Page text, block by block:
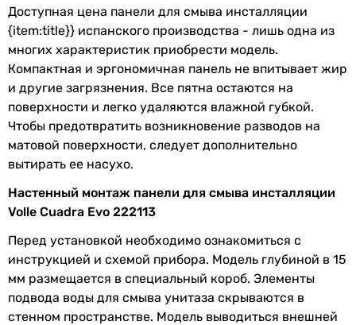
Доступная цена панели для смыва инсталляции
{item:title}} испанского производства - лишь одна из
многих характеристик приобрести модель.
Компактная и эргономичная панель не впитывает жир
и другие загрязнения. Все пятна остаются на
поверхности и легко удаляются влажной губкой.
Чтобы предотвратить возникновение разводов на
матовой поверхности, следует дополнительно
вытирать ее насухо.
Настенный монтаж панели для смыва инсталляции
Volle Cuadra Evo 222113
Перед установкой необходимо ознакомиться с
инструкцией и схемой прибора. Модель глубиной в 15
мм размещается в специальный короб. Элементы
подвода воды для смыва унитаза скрываются в
стенном пространстве. Модель выводиться внешней